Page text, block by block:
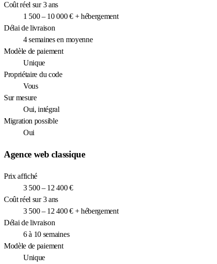
Coût réel sur 3 ans
1 500 – 10 000 € + hébergement
Délai de livraison
4 semaines en moyenne
Modèle de paiement
Unique
Propriétaire du code
Vous
Sur mesure
Oui, intégral
Migration possible
Oui
Agence web classique
Prix affiché
3 500 – 12 400 €
Coût réel sur 3 ans
3 500 – 12 400 € + hébergement
Délai de livraison
6 à 10 semaines
Modèle de paiement
Unique